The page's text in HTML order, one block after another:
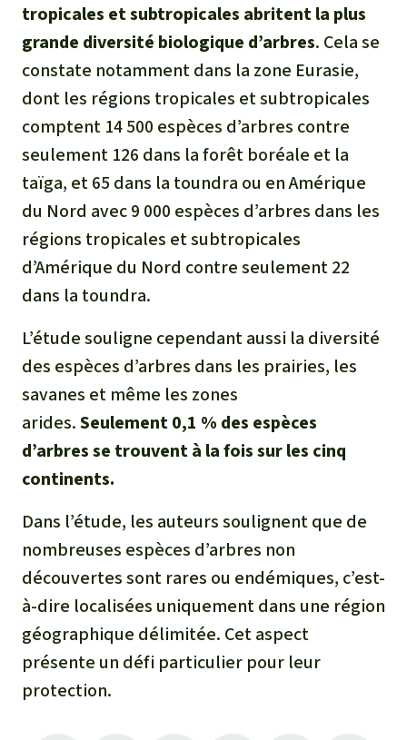
tropicales et subtropicales abritent la plus
grande diversité biologique d’arbres. Cela se
constate notamment dans la zone Eurasie,
dont les régions tropicales et subtropicales
comptent 14 500 espèces d’arbres contre
seulement 126 dans la forêt boréale et la
taïga, et 65 dans la toundra ou en Amérique
du Nord avec 9 000 espèces d’arbres dans les
régions tropicales et subtropicales
d’Amérique du Nord contre seulement 22
dans la toundra.
L’étude souligne cependant aussi la diversité
des espèces d’arbres dans les prairies, les
savanes et même les zones
arides.Seulement 0,1 % des espèces
d’arbres se trouvent à la fois sur les cinq
continents.
Dans l’étude, les auteurs soulignent que de
nombreuses espèces d’arbres non
découvertes sont rares ou endémiques, c’est-
à-dire localisées uniquement dans une région
géographique délimitée. Cet aspect
présente un défi particulier pour leur
protection.